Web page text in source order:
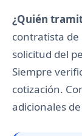
¿Quién
contratista de
solicitud del
Siempre
cotización.
adicionales